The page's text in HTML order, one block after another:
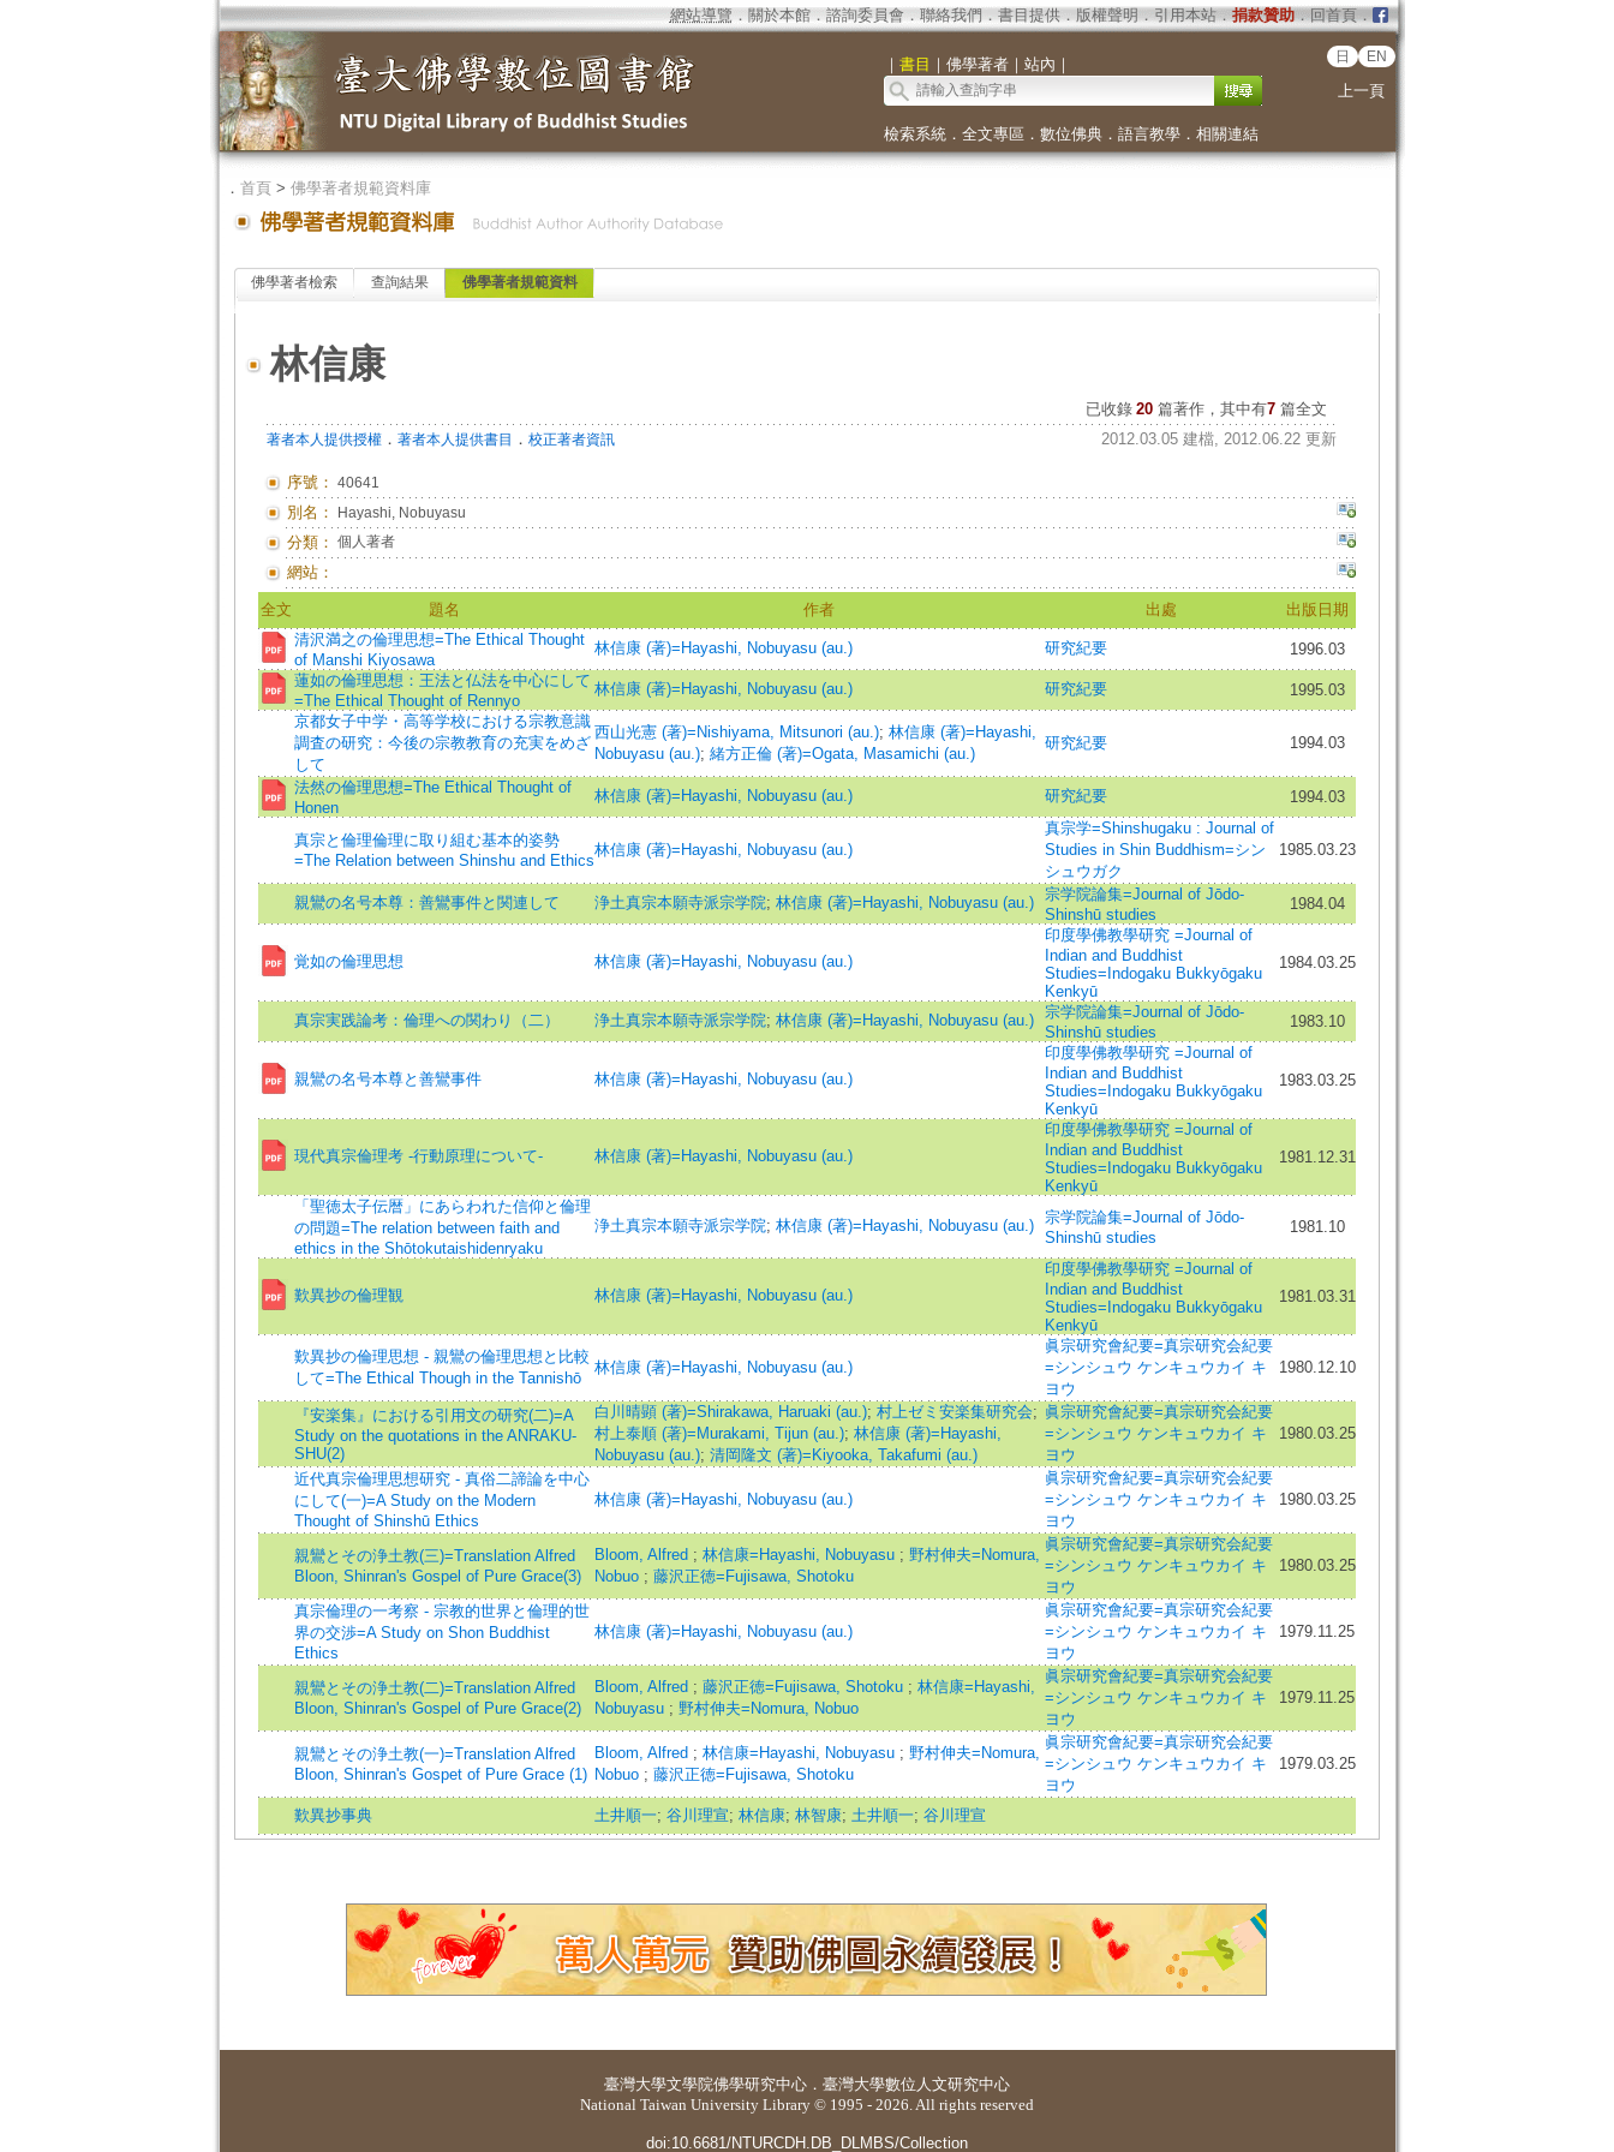
網站導覽 ． 關於本館． 諮詢委員會． 聯絡我們 ． 書目提供． 版權聲明 ． 引用本站． 捐款贊助．回首頁．
｜ 書目 ｜ 佛學著者｜ 站內 ｜ 日 EN
上一頁
檢索系統． 全文專區 ． 數位佛典． 語言教學． 相關連結
． 首頁> 佛學著者規範資料庫
佛學著者檢索 查詢結果 佛學著者規範資料
林信康
已收錄 20 篇著作，其中有7篇全文
著者本人提供授權． 著者本人提供書目 ． 校正著者資訊 2012.03.05 建檔, 2012.06.22 更新
序號： 40641
別名： Hayashi, Nobuyasu
分類： 個人著者
網站：
全文 題名 作者 出處
出版日期
清沢満之の倫理思想=The Ethical Thought
of Manshi Kiyosawa
林信康 (著)=Hayashi, Nobuyasu (au.) 研究紀要
1996.03
蓮如の倫理思想：王法と仏法を中心にして
=The Ethical Thought of Rennyo
林信康 (著)=Hayashi, Nobuyasu (au.) 研究紀要
1995.03
京都女子中学・高等学校における宗教意識
調査の研究：今後の宗教教育の充実をめざ
して
西山光憲 (著)=Nishiyama, Mitsunori (au.); 林信康 (著)=Hayashi,
Nobuyasu (au.); 緒方正倫 (著)=Ogata, Masamichi (au.)
研究紀要 1994.03
法然の倫理思想=The Ethical Thought of
Honen
林信康 (著)=Hayashi, Nobuyasu (au.) 研究紀要 1994.03
真宗と倫理倫理に取り組む基本的姿勢
=The Relation between Shinshu and Ethics
林信康 (著)=Hayashi, Nobuyasu (au.)
真宗学=Shinshugaku : Journal of
Studies in Shin Buddhism=シン
シュウガク
1985.03.23
親鸞の名号本尊：善鸞事件と関連して 浄土真宗本願寺派宗学院; 林信康 (著)=Hayashi, Nobuyasu (au.)
宗学院論集=Journal of Jōdo-
Shinshū studies
1984.04
覚如の倫理思想 林信康 (著)=Hayashi, Nobuyasu (au.)
印度學佛教學研究 =Journal of
Indian and Buddhist
Studies=Indogaku Bukkyōgaku
Kenkyū
1984.03.25
真宗実践論考：倫理への関わり（二） 浄土真宗本願寺派宗学院; 林信康 (著)=Hayashi, Nobuyasu (au.)
宗学院論集=Journal of Jōdo-
Shinshū studies
1983.10
親鸞の名号本尊と善鸞事件 林信康 (著)=Hayashi, Nobuyasu (au.)
印度學佛教學研究 =Journal of
Indian and Buddhist
Studies=Indogaku Bukkyōgaku
Kenkyū
1983.03.25
現代真宗倫理考 -行動原理について- 林信康 (著)=Hayashi, Nobuyasu (au.)
印度學佛教學研究 =Journal of
Indian and Buddhist
Studies=Indogaku Bukkyōgaku
Kenkyū
1981.12.31
「聖徳太子伝暦」にあらわれた信仰と倫理
の問題=The relation between faith and
ethics in the Shōtokutaishidenryaku
浄土真宗本願寺派宗学院; 林信康 (著)=Hayashi, Nobuyasu (au.)
宗学院論集=Journal of Jōdo-
Shinshū studies
1981.10
歎異抄の倫理観 林信康 (著)=Hayashi, Nobuyasu (au.)
印度學佛教學研究 =Journal of
Indian and Buddhist
Studies=Indogaku Bukkyōgaku
Kenkyū
1981.03.31
歎異抄の倫理思想 - 親鸞の倫理思想と比較
して=The Ethical Though in the Tannishō
林信康 (著)=Hayashi, Nobuyasu (au.)
眞宗研究會紀要=真宗研究会紀要
=シンシュウ ケンキュウカイ キ
ヨウ
1980.12.10
『安楽集』における引用文の研究(二)=A
Study on the quotations in the ANRAKU-
SHU(2)
白川晴顕 (著)=Shirakawa, Haruaki (au.); 村上ゼミ安楽集研究会;
村上泰順 (著)=Murakami, Tijun (au.); 林信康 (著)=Hayashi,
Nobuyasu (au.); 清岡隆文 (著)=Kiyooka, Takafumi (au.)
眞宗研究會紀要=真宗研究会紀要
=シンシュウ ケンキュウカイ キ
ヨウ
1980.03.25
近代真宗倫理思想研究 - 真俗二諦論を中心
にして(一)=A Study on the Modern
Thought of Shinshū Ethics
林信康 (著)=Hayashi, Nobuyasu (au.)
眞宗研究會紀要=真宗研究会紀要
=シンシュウ ケンキュウカイ キ
ヨウ
1980.03.25
親鸞とその浄土教(三)=Translation Alfred
Bloon, Shinran's Gospel of Pure Grace(3)
Bloom, Alfred ; 林信康=Hayashi, Nobuyasu ; 野村伸夫=Nomura,
Nobuo ; 藤沢正徳=Fujisawa, Shotoku
眞宗研究會紀要=真宗研究会紀要
=シンシュウ ケンキュウカイ キ
ヨウ
1980.03.25
真宗倫理の一考察 - 宗教的世界と倫理的世
界の交渉=A Study on Shon Buddhist
Ethics
林信康 (著)=Hayashi, Nobuyasu (au.)
眞宗研究會紀要=真宗研究会紀要
=シンシュウ ケンキュウカイ キ
ヨウ
1979.11.25
親鸞とその浄土教(二)=Translation Alfred
Bloon, Shinran's Gospel of Pure Grace(2)
Bloom, Alfred ; 藤沢正徳=Fujisawa, Shotoku ; 林信康=Hayashi,
Nobuyasu ; 野村伸夫=Nomura, Nobuo
眞宗研究會紀要=真宗研究会紀要
=シンシュウ ケンキュウカイ キ
ヨウ
1979.11.25
親鸞とその浄土教(一)=Translation Alfred
Bloon, Shinran's Gospet of Pure Grace (1)
Bloom, Alfred ; 林信康=Hayashi, Nobuyasu ; 野村伸夫=Nomura,
Nobuo ; 藤沢正徳=Fujisawa, Shotoku
眞宗研究會紀要=真宗研究会紀要
=シンシュウ ケンキュウカイ キ
ヨウ
1979.03.25
歎異抄事典 土井順一; 谷川理宣; 林信康; 林智康; 土井順一; 谷川理宣
臺灣大學文學院佛學研究中心 ． 臺灣大學數位人文研究中心
National Taiwan University Library © 1995 - 2026. All rights reserved
doi:10.6681/NTURCDH.DB_DLMBS/Collection